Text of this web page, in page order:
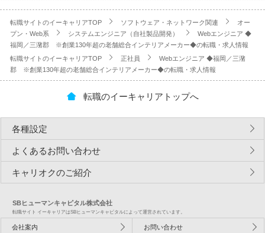
転職サイトのイーキャリアTOP ソフトウェア・ネットワーク関連
オー
プン・Web系
システムエンジニア（自社製品開発）
Webエンジニア ◆
福岡／三潴郡 ※創業130年超の老舗総合インテリアメーカー◆の転職・求人情報
転職サイトのイーキャリアTOP
正社員
Webエンジニア ◆福岡／三潴
郡 ※創業130年超の老舗総合インテリアメーカー◆の転職・求人情報
転職のイーキャリアトップへ
各種設定
よくあるお問い合わせ
キャリオクのご紹介
SBヒューマンキャピタル株式会社
転職サイト イーキャリアはSBヒューマンキャピタルによって運営されています。
会社案内 お問い合わせ